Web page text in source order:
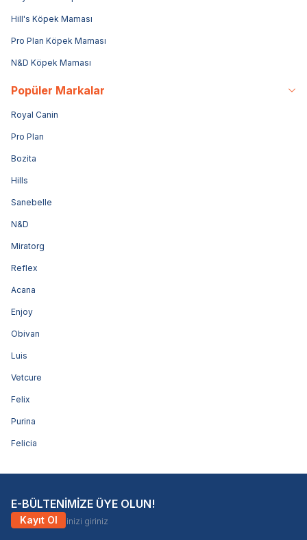
Hill's Köpek Maması
Pro Plan Köpek Maması
N&D Köpek Maması
Popüler Markalar
Royal Canin
Pro Plan
Bozita
Hills
Sanebelle
N&D
Miratorg
Reflex
Acana
Enjoy
Obivan
Luis
Vetcure
Felix
Purina
Felicia
E-BÜLTENİMİZE ÜYE OLUN!
Kayıt Ol